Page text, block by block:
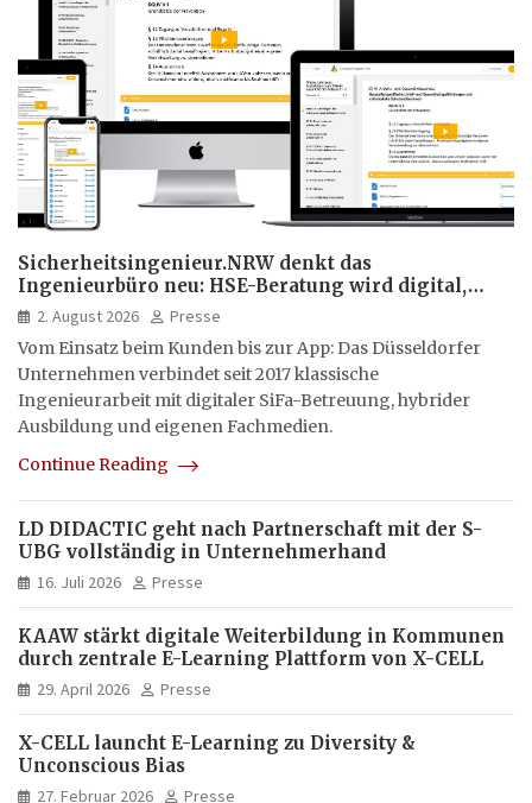
Sicherheitsingenieur.NRW denkt das
Ingenieurbüro neu: HSE-Beratung wird digital,
hybrid und multimedial
2. August 2026
Presse
Vom Einsatz beim Kunden bis zur App: Das Düsseldorfer
Unternehmen verbindet seit 2017 klassische
Ingenieurarbeit mit digitaler SiFa-Betreuung, hybrider
Ausbildung und eigenen Fachmedien.
Continue Reading
LD DIDACTIC geht nach Partnerschaft mit der S-
UBG vollständig in Unternehmerhand
16. Juli 2026 Presse
KAAW stärkt digitale Weiterbildung in Kommunen
durch zentrale E-Learning Plattform von X-CELL
29. April 2026 Presse
X-CELL launcht E-Learning zu Diversity &
Unconscious Bias
27. Februar 2026 Presse